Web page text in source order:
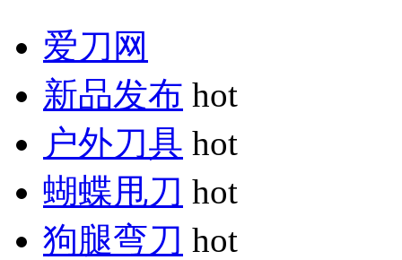
爱刀网
新品发布 hot
户外刀具 hot
蝴蝶甩刀 hot
狗腿弯刀 hot